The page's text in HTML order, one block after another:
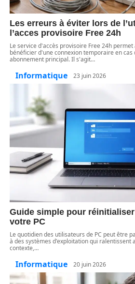
Les erreurs à éviter lors de
l’acces provisoire Free 24h
Le service d'accès provisoire Free 24h
bénéficier d'une connexion temporaire en cas
abonnement principal. Il s'agit…
Informatique 23 juin 2026
Guide simple pour
votre PC
Le quotidien des utilisateurs de PC peut être
à des systèmes d'exploitation qui ralentissent
contexte,…
Informatique 20 juin 2026